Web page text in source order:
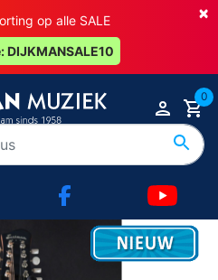
×
op alle SALE
0